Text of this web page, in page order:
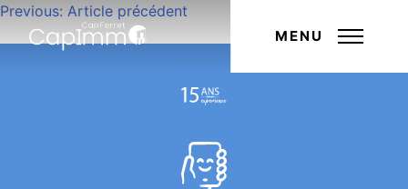
MENU
Navigation
de
Previous: Article précédent